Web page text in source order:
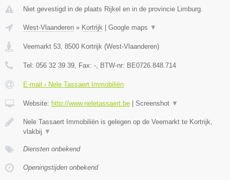
Niet gevestigd in de plaats Rijkel en in de provincie Limburg.
West-Vlaanderen » Kortrijk Google maps ▼
Veemarkt 53 8500 Kortrijk (West-Vlaanderen)
Tel: 056 32 39 39 , Fax: - , BTW-nr: BE0726.848.714
E-mail › Nele Tassaert Immobiliën
Website: http://www.neletassaert.be Screenshot ▼
Nele Tassaert Immobiliën is gelegen op de Veemarkt te Kortrijk,
vlakbij ▼
Diensten onbekend
Openingstijden onbekend